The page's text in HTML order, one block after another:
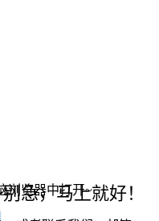
急，马上就好！
浏览器中打开~